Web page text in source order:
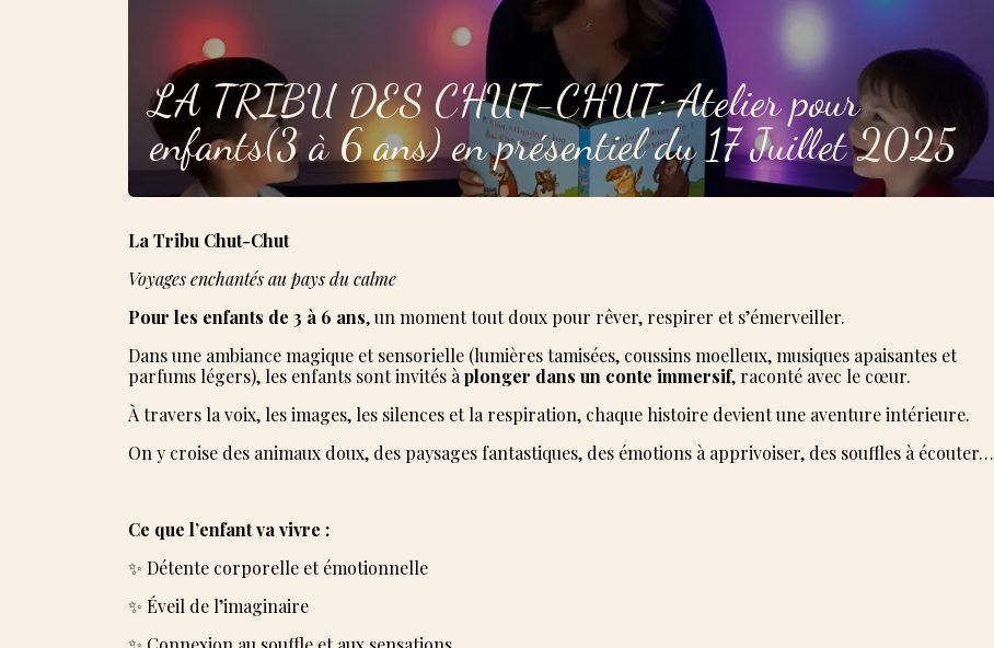
LA TRIBU DES CHUT-CHUT: Atelier pour
enfants(3 à 6 ans) en présentiel du 17 Juillet 2025
La Tribu Chut-Chut
Voyages enchantés au pays du calme
Pour les enfants de 3 à 6 ans, un moment tout doux pour rêver, respirer et s’émerveiller.
Dans une ambiance magique et sensorielle (lumières tamisées, coussins moelleux, musiques apaisantes et
parfums légers), les enfants sont invités àplonger dans un conte immersif, raconté avec le cœur.
À travers la voix, les images, les silences et la respiration, chaque histoire devient une aventure intérieure.
On y croise des animaux doux, des paysages fantastiques, des émotions à apprivoiser, des souffles à écouter…
Ce que l’enfant va vivre :
✨ Détente corporelle et émotionnelle
✨ Éveil de l’imaginaire